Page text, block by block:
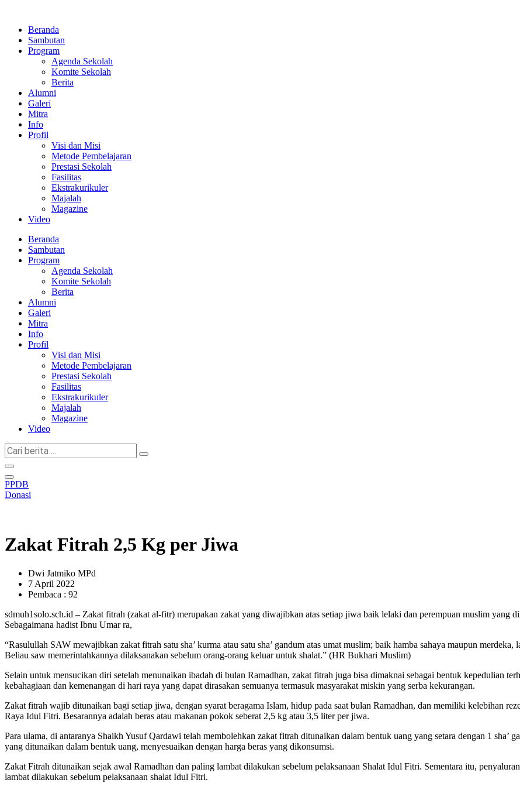
kontenBeranda
Sambutan
Program
Agenda Sekolah
Komite Sekolah
Berita
Alumni
Galeri
Mitra
Info
Profil
Visi dan Misi
Metode Pembelajaran
Prestasi Sekolah
Fasilitas
Ekstrakurikuler
Majalah
Magazine
Video
Beranda
Sambutan
Program
Agenda Sekolah
Komite Sekolah
Berita
Alumni
Galeri
Mitra
Info
Profil
Visi dan Misi
Metode Pembelajaran
Prestasi Sekolah
Fasilitas
Ekstrakurikuler
Majalah
Magazine
Video
Cari
berita
...
PPDB
Donasi
Zakat Fitrah 2,5 Kg per Jiwa
Dwi Jatmiko MPd
7 April 2022
Pembaca : 92
sdmuh1solo.sch.id – Zakat fitrah (zakat al-fitr) merupakan zakat yang diwajibkan atas setiap jiwa baik lelaki dan perempuan muslim yang
Sebagaimana hadist Ibnu Umar ra,
“Rasulullah SAW mewajibkan zakat fitrah satu sha’ kurma atau satu sha’ gandum atas umat muslim; baik hamba sahaya maupun
Beliau saw memerintahkannya dilaksanakan sebelum orang-orang keluar untuk shalat.” (HR Bukhari Muslim)
Selain untuk mensucikan diri setelah menunaikan ibadah di bulan Ramadhan, zakat fitrah juga bisa dimaknai sebagai bentuk kepedulian
kebahagiaan dan kemenangan di hari raya yang dapat dirasakan semuanya termasuk masyarakat miskin yang serba kekurangan.
Zakat fitrah wajib ditunaikan bagi setiap jiwa, dengan syarat beragama Islam, hidup pada saat bulan Ramadhan, dan memiliki kelebihan
Raya Idul Fitri. Besarannya adalah beras atau makanan pokok seberat 2,5 kg atau 3,5 liter per jiwa.
Para ulama, di antaranya Shaikh Yusuf Qardawi telah membolehkan zakat fitrah ditunaikan dalam bentuk uang yang setara dengan 1 sha’
yang ditunaikan dalam bentuk uang, menyesuaikan dengan harga beras yang dikonsumsi.
Zakat Fitrah ditunaikan sejak awal Ramadhan dan paling lambat dilakukan sebelum pelaksanaan Shalat Idul Fitri. Sementara itu,
lambat dilakukan sebelum pelaksanaan shalat Idul Fitri.